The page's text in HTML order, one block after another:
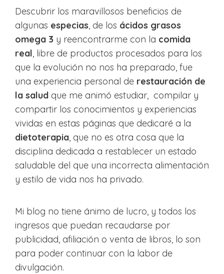
Descubrir los maravillosos beneficios de
algunas especias, de los ácidos grasos
omega 3 y reencontrarme con la comida
real, libre de productos procesados para los
que la evolución no nos ha preparado, fue
una experiencia personal de restauración de
la salud que me animó estudiar, compilar y
compartir los conocimientos y experiencias
vividas en estas páginas que dedicaré a la
dietoterapia, que no es otra cosa que la
disciplina dedicada a restablecer un estado
saludable del que una incorrecta alimentación
y estilo de vida nos ha privado.
Mi blog no tiene ánimo de lucro, y todos los
ingresos que puedan recaudarse por
publicidad, afiliación o venta de libros, lo son
para poder continuar con la labor de
divulgación.